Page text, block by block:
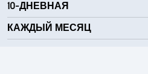
10-ДНЕВНАЯ
КАЖДЫЙ МЕСЯЦ